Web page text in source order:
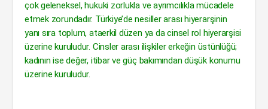
çok geleneksel, hukuki zorlukla ve ayrımcılıkla mücadele
etmek zorundadır. Türkiye’de nesiller arası hiyerarşinin
yanı sıra toplum, ataerkil düzen ya da cinsel rol hiyerarşisi
üzerine kuruludur. Cinsler arası ilişkiler erkeğin üstünlüğü;
kadının ise değer, itibar ve güç bakımından düşük konumu
üzerine kuruludur.